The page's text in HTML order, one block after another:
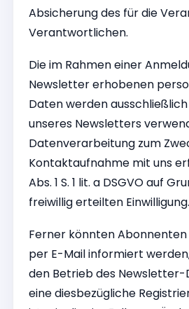
Absicherung des für die
Verantwortlichen.
Die im Rahmen einer
Newsletter erhobenen
Daten werden
unseres Newsletters
Datenverarbeitung zum
Kontaktaufnahme mit uns
Abs. 1 S. 1 lit. a DSGVO auf
freiwillig erteilten Einwilligung.
Ferner könnten
per E-Mail informiert
den Betrieb des Newsletter-
eine diesbezügliche